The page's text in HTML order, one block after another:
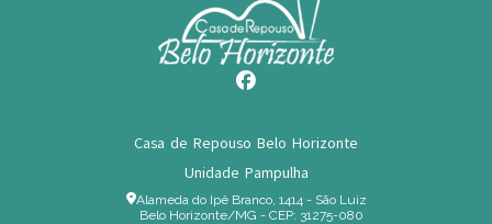
Casa de Repouso Belo Horizonte
Unidade Pampulha
Alameda do Ipê Branco, 1414 - São Luiz
Belo Horizonte/MG - CEP: 31275-080